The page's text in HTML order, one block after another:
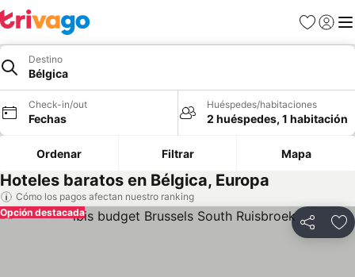
Favoritos
Iniciar
Destino
Bélgica
Check-in/out
Fechas
Huéspedes/habitaciones
2 huéspedes, 1 habitación
Ordenar Filtrar Mapa
Hoteles baratos en Bélgica, Europa
Cómo los pagos afectan nuestro ranking
Compartir
Opción destacada